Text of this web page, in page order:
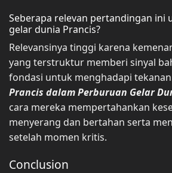
Seberapa relevan pertandingan ini
gelar dunia Prancis?
Relevansinya tinggi karena
yang terstruktur memberi sinyal
fondasi untuk menghadapi
Prancis dalam Perburuan Gelar
cara mereka mempertahankan
menyerang dan bertahan serta
setelah momen kritis.
Conclusion